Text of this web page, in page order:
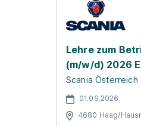
Lehre zum
(m/w/d) 2026
Scania Österreich
01.09.2026
4680 Haag/